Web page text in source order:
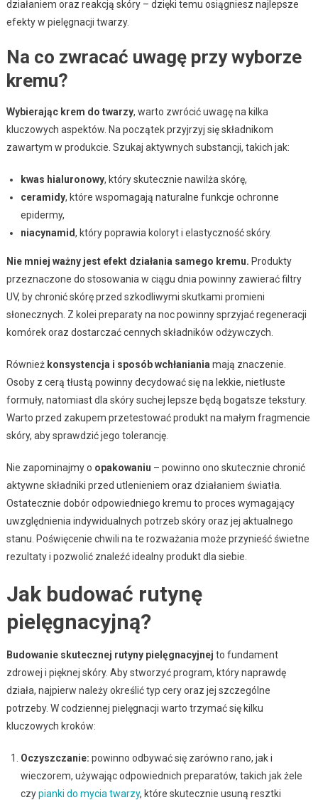
działaniem oraz reakcją skóry – dzięki temu osiągniesz najlepsze
efekty w pielęgnacji twarzy.
Na co zwracać uwagę przy wyborze
kremu?
Wybierając krem do twarzy, warto zwrócić uwagę na kilka
kluczowych aspektów. Na początek przyjrzyj się składnikom
zawartym w produkcie. Szukaj aktywnych substancji, takich jak:
kwas hialuronowy, który skutecznie nawilża skórę,
ceramidy, które wspomagają naturalne funkcje ochronne
epidermy,
niacynamid, który poprawia koloryt i elastyczność skóry.
Nie mniej ważny jest efekt działania samego kremu. Produkty
przeznaczone do stosowania w ciągu dnia powinny zawierać filtry
UV, by chronić skórę przed szkodliwymi skutkami promieni
słonecznych. Z kolei preparaty na noc powinny sprzyjać regeneracji
komórek oraz dostarczać cennych składników odżywczych.
Również konsystencja i sposób wchłaniania mają znaczenie.
Osoby z cerą tłustą powinny decydować się na lekkie, nietłuste
formuły, natomiast dla skóry suchej lepsze będą bogatsze tekstury.
Warto przed zakupem przetestować produkt na małym fragmencie
skóry, aby sprawdzić jego tolerancję.
Nie zapominajmy o opakowaniu – powinno ono skutecznie chronić
aktywne składniki przed utlenieniem oraz działaniem światła.
Ostatecznie dobór odpowiedniego kremu to proces wymagający
uwzględnienia indywidualnych potrzeb skóry oraz jej aktualnego
stanu. Poświęcenie chwili na te rozważania może przynieść świetne
rezultaty i pozwolić znaleźć idealny produkt dla siebie.
Jak budować rutynę
pielęgnacyjną?
Budowanie skutecznej rutyny pielęgnacyjnej to fundament
zdrowej i pięknej skóry. Aby stworzyć program, który naprawdę
działa, najpierw należy określić typ cery oraz jej szczególne
potrzeby. W codziennej pielęgnacji warto trzymać się kilku
kluczowych kroków:
Oczyszczanie: powinno odbywać się zarówno rano, jak i
wieczorem, używając odpowiednich preparatów, takich jak żele
czypianki do mycia twarzy, które skutecznie usuną resztki